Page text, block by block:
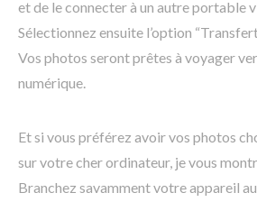
et de le connecter à un autre portable
Sélectionnez ensuite l’option
Vos photos seront prêtes à voyager
numérique.
Et si vous préférez avoir vos photos
sur votre cher ordinateur, je vous
Branchez savamment votre appareil